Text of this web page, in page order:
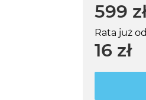
599
Rata już
16 zł